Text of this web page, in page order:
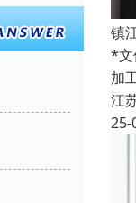
镇
*文
加
江
25-